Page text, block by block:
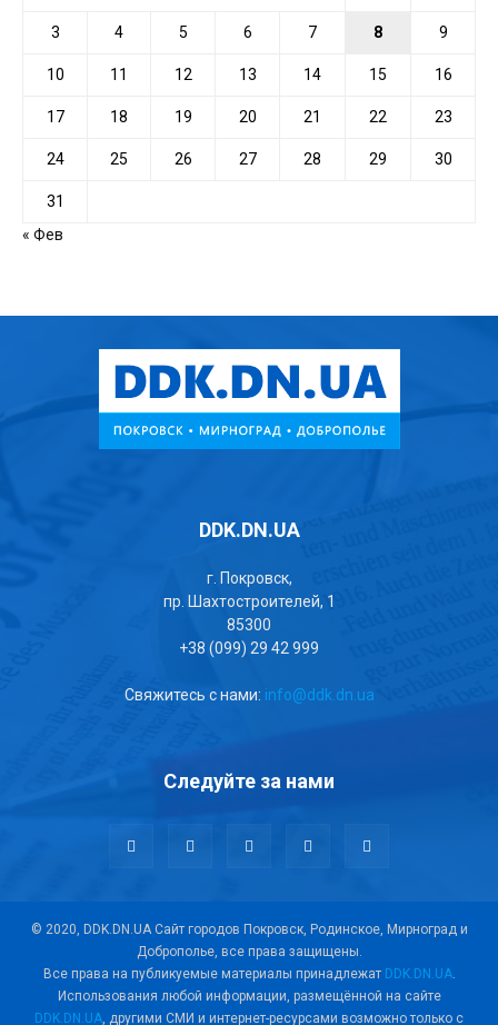
3 4 5 6 7 8 9
10 11 12 13 14 15 16
17 18 19 20 21 22 23
24 25 26 27 28 29 30
31
« Фев
DDK.DN.UA
г. Покровск,
пр. Шахтостроителей, 1
85300
+38 (099) 29 42 999
Свяжитесь с нами: info@ddk.dn.ua
Следуйте за нами
© 2020, DDK.DN.UA Сайт городов Покровск, Родинское, Мирноград и
Доброполье, все права защищены.
Все права на публикуемые материалы принадлежат DDK.DN.UA.
Использования любой информации, размещённой на сайте
DDK.DN.UA, другими СМИ и интернет-ресурсами возможно только с